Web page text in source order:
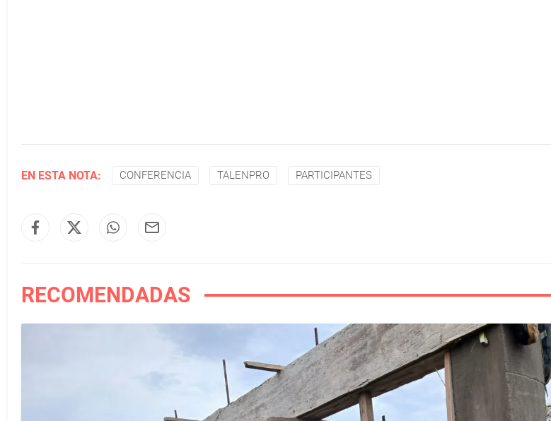
EN ESTA NOTA: CONFERENCIA TALENPRO PARTICIPANTES
RECOMENDADAS